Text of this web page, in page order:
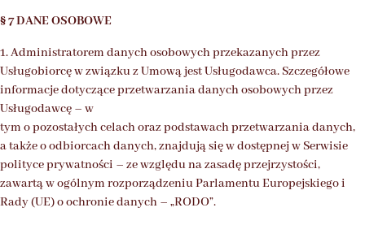
§ 7 DANE OSOBOWE
1. Administratorem danych osobowych przekazanych przez
Usługobiorcę w związku z Umową jest Usługodawca. Szczegółowe
informacje dotyczące przetwarzania danych osobowych przez
Usługodawcę – w
tym o pozostałych celach oraz podstawach przetwarzania danych,
a także o odbiorcach danych, znajdują się w dostępnej w Serwisie
polityce prywatności – ze względu na zasadę przejrzystości,
zawartą w ogólnym rozporządzeniu Parlamentu Europejskiego i
Rady (UE) o ochronie danych – „RODO”.